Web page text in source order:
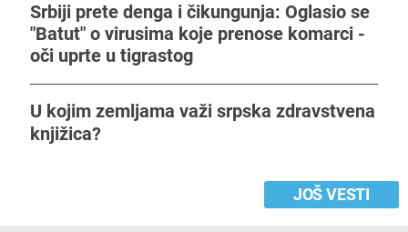
Srbiji prete denga i čikungunja: Oglasio se
"Batut" o virusima koje prenose komarci -
oči uprte u tigrastog
U kojim zemljama važi srpska zdravstvena
knjižica?
JOŠ VESTI